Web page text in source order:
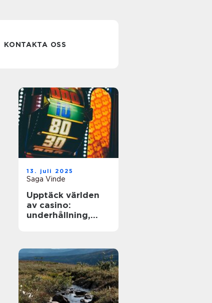
KONTAKTA OSS
13. juli 2025
Saga Vinde
Upptäck världen
av casino:
underhållning,